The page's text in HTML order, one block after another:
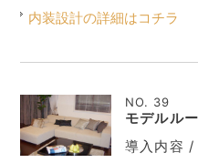
内装設計の詳細はコチラ
NO. 39
モデルル
導入内容 /